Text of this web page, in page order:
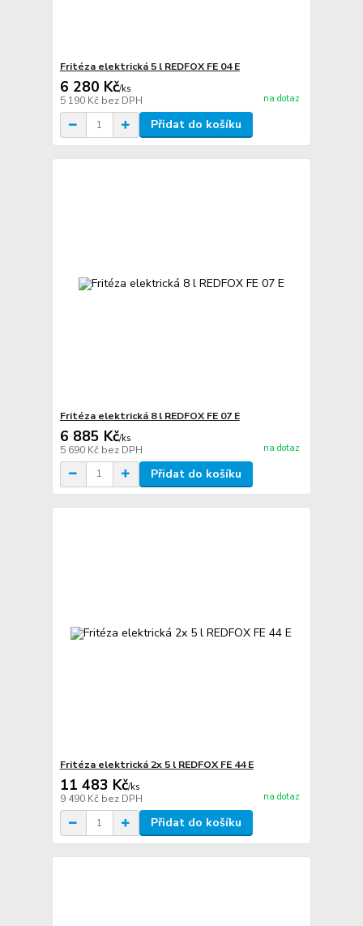
Fritéza elektrická 5 l REDFOX FE 04 E
6 280 Kč/ks
5 190 Kč bez DPH na dotaz
Přidat do košíku
Fritéza elektrická 8 l REDFOX FE 07 E
6 885 Kč/ks
5 690 Kč bez DPH na dotaz
Přidat do košíku
Fritéza elektrická 2x 5 l REDFOX FE 44 E
11 483 Kč/ks
9 490 Kč bez DPH na dotaz
Přidat do košíku